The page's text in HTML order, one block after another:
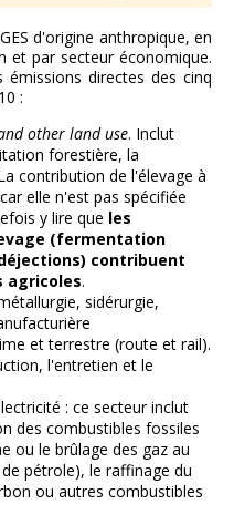
d'origine anthropique, en
et par secteur économique.
émissions directes des cinq
:
other land use. Inclut
forestière, la
contribution de l'élevage à
elle n'est pas spécifiée
y lire que les
(fermentation
contribuent
agricoles.
sidérurgie,
et terrestre (route et rail).
l'entretien et le
: ce secteur inclut
des combustibles fossiles
ou le brûlage des gaz au
pétrole), le raffinage du
ou autres combustibles